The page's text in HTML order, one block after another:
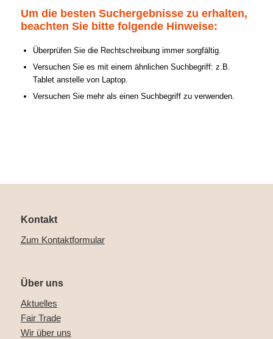
Um die besten Suchergebnisse zu erhalten,
beachten Sie bitte folgende Hinweise:
Überprüfen Sie die Rechtschreibung immer sorgfältig.
Versuchen Sie es mit einem ähnlichen Suchbegriff: z.B.
Tablet anstelle von Laptop.
Versuchen Sie mehr als einen Suchbegriff zu verwenden.
Kontakt
Zum Kontaktformular
Über uns
Aktuelles
Fair Trade
Wir über uns